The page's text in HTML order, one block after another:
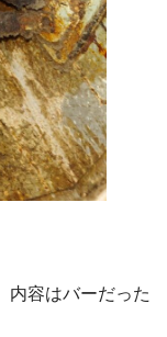
内容はバーだった